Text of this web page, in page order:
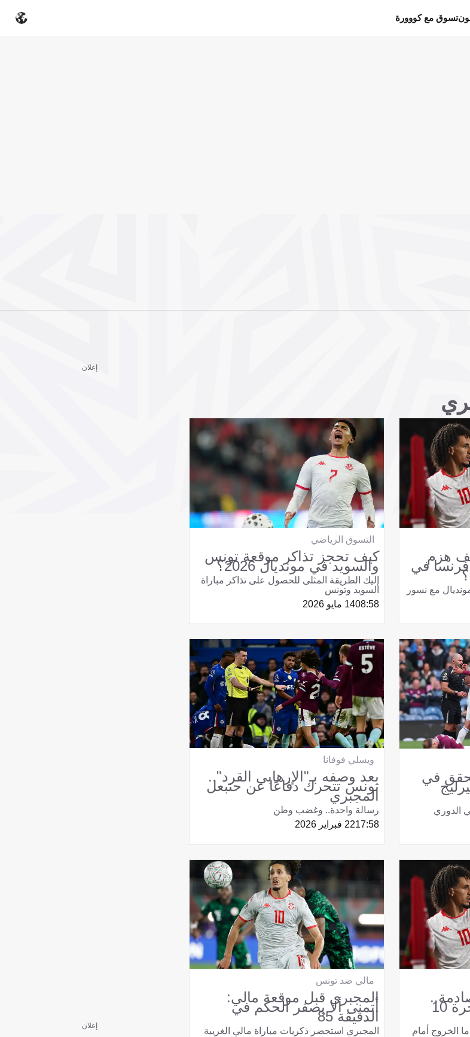
تسوق مع كووورة
هزم
فرنسا في
مع نسور
التسوق الرياضي
كيف تحجز تذاكر موقعة تونس
والسويد في مونديال 2026؟
إليك الطريقة المثلى للحصول على تذاكر مباراة
السويد وتونس
08:5814 مايو 2026
في
الدوري
ويسلي فوفانا
بعد وصفه بـ"الإرهابي القرد"..
تونس تتحرك دفاعًا عن حنبعل
المجبري
رسالة واحدة.. وغضب وطن
17:5822 فبراير 2026
المجبري: تونس متأخرة 10
الخروج أمام
مالي ضد تونس
المجبري قبل موقعة مالي:
أتمنى ألا يصفر الحكم في
الدقيقة 85
المجبري استحضر ذكريات مباراة مالي الغريبة
إعلان
إعلان